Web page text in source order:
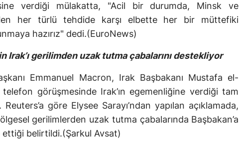
verdiği mülakatta, "Acil bir durumda, Minsk ve
her türlü tehdide karşı elbette her bir müttefiki
hazırız" dedi.(EuroNews)
Irak’ı gerilimden uzak tutma çabalarını destekliyor
Emmanuel Macron, Irak Başbakanı Mustafa el-
telefon görüşmesinde Irak’ın egemenliğine verdiği tam
göre Elysee Sarayı’ndan yapılan açıklamada,
gerilimlerden uzak tutma çabalarında Başbakan’a
belirtildi.(Şarkul Avsat)